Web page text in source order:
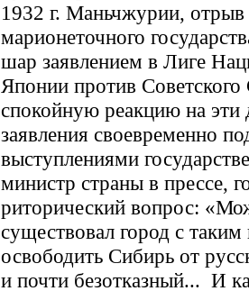
1932 г. Маньчжурии, отрыв
марионеточного
шар заявлением в Лиге
Японии против
спокойную реакцию на эти
заявления своевременно
выступлениями
министр страны в прессе,
риторический вопрос:
существовал город с
освободить Сибирь от
и почти безотказный... И